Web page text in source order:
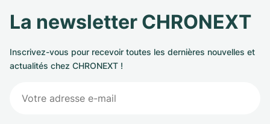
La newsletter CHRONEXT
Inscrivez-vous pour recevoir toutes les dernières nouvelles et
actualités chez CHRONEXT !